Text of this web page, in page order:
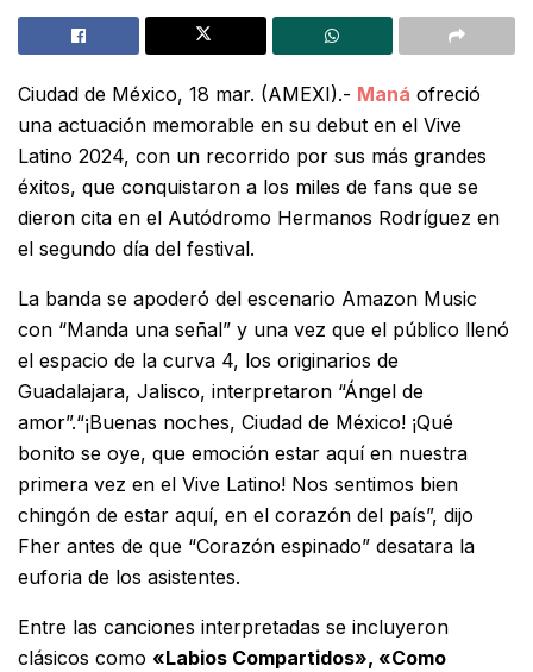
Ciudad de México, 18 mar. (AMEXI).- Maná ofreció
una actuación memorable en su debut en el Vive
Latino 2024, con un recorrido por sus más grandes
éxitos, que conquistaron a los miles de fans que se
dieron cita en el Autódromo Hermanos Rodríguez en
el segundo día del festival.
La banda se apoderó del escenario Amazon Music
con “Manda una señal” y una vez que el público llenó
el espacio de la curva 4, los originarios de
Guadalajara, Jalisco, interpretaron “Ángel de
amor”.“¡Buenas noches, Ciudad de México! ¡Qué
bonito se oye, que emoción estar aquí en nuestra
primera vez en el Vive Latino! Nos sentimos bien
chingón de estar aquí, en el corazón del país”, dijo
Fher antes de que “Corazón espinado” desatara la
euforia de los asistentes.
Entre las canciones interpretadas se incluyeron
clásicos como «Labios Compartidos», «Como